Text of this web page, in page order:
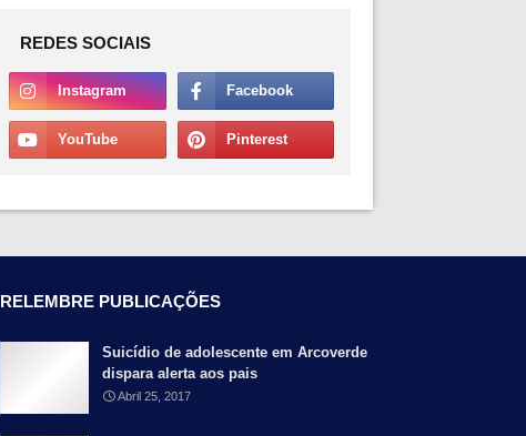
REDES SOCIAIS
RELEMBRE PUBLICAÇÕES
Suicídio de adolescente em Arcoverde
dispara alerta aos pais
Abril 25, 2017